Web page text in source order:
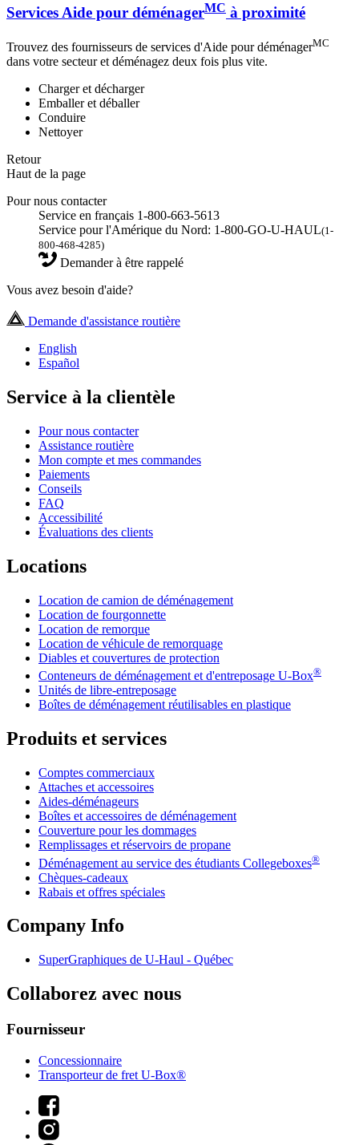
Services Aide pour déménagerMC à proximité
Trouvez des fournisseurs de services d'Aide pour déménagerMC
dans votre secteur et déménagez deux fois plus vite.
Charger et décharger
Emballer et déballer
Conduire
Nettoyer
Retour
Haut de la page
Pour nous contacter
Service en français 1-800-663-5613
Service pour l'Amérique du Nord: 1-800-GO-U-HAUL(1-
800-468-4285)
Demander à être rappelé
Vous avez besoin d'aide?
Demande d'assistance routière
English
Español
Service à la clientèle
Pour nous contacter
Assistance routière
Mon compte et mes commandes
Paiements
Conseils
FAQ
Accessibilité
Évaluations des clients
Locations
Location de camion de déménagement
Location de fourgonnette
Location de remorque
Location de véhicule de remorquage
Diables et couvertures de protection
Conteneurs de déménagement et d'entreposage U-Box®
Unités de libre-entreposage
Boîtes de déménagement réutilisables en plastique
Produits et services
Comptes commerciaux
Attaches et accessoires
Aides-déménageurs
Boîtes et accessoires de déménagement
Couverture pour les dommages
Remplissages et réservoirs de propane
Déménagement au service des étudiants Collegeboxes®
Chèques-cadeaux
Rabais et offres spéciales
Company Info
SuperGraphiques de U-Haul - Québec
Collaborez avec nous
Fournisseur
Concessionnaire
Transporteur de fret U-Box®